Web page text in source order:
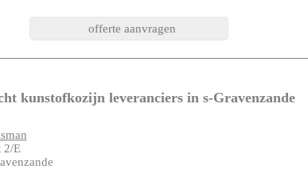
kunstofkozijn leveranciers in s-Gravenzande
2/E